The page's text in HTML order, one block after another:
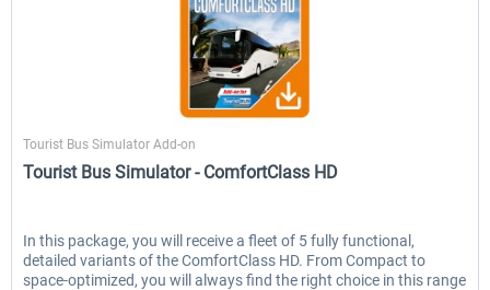
Fernbus Simulator - Platinum Edition
Aerosoft
Tourist Bus Simulator Add-on
Tourist Bus Simulator - ComfortClass HD
In this package, you will receive a fleet of 5 fully functional,
detailed variants of the ComfortClass HD. From Compact to
space-optimized, you will always find the right choice in this range